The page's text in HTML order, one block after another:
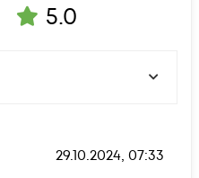
5.0
29.10.2024, 07:33